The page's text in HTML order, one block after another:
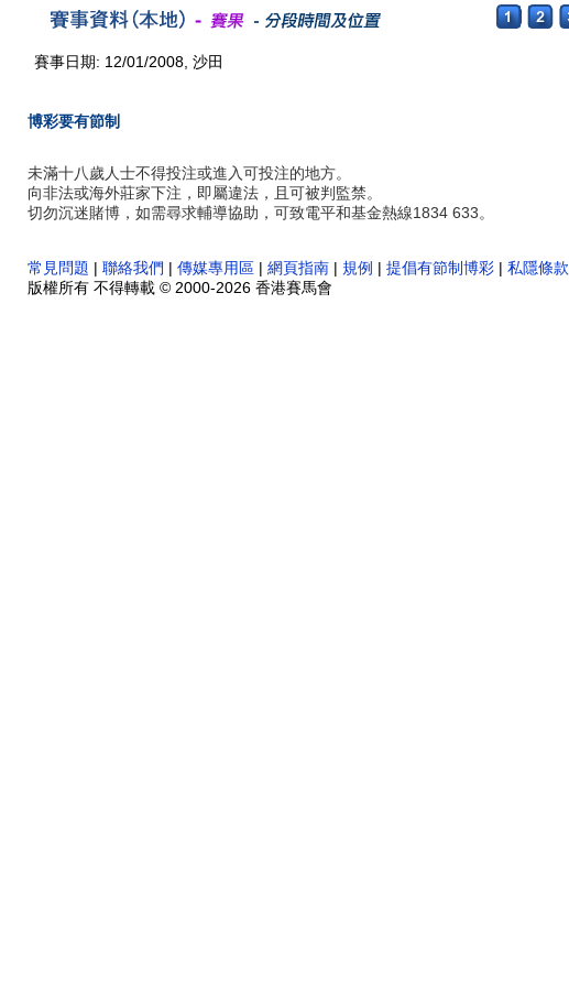
賽事日期: 12/01/2008, 沙田
博彩要有節制
未滿十八歲人士不得投注或進入可投注的地方。
向非法或海外莊家下注，即屬違法，且可被判監禁。
切勿沉迷賭博，如需尋求輔導協助，可致電平和基金熱線1834 633。
常見問題 | 聯絡我們 | 傳媒專用區 | 網頁指南 | 規例 | 提倡有節制博彩 | 私隱條款
版權所有 不得轉載 © 2000-2026 香港賽馬會